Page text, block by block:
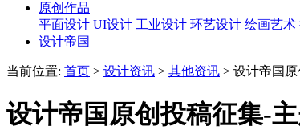
原创作品
平面设计 UI设计 工业设计 环艺设计 绘画艺术
设计帝国
当前位置: 首页 > 设计资讯 > 其他资讯 > 设计帝国
设计帝国原创投稿征集-